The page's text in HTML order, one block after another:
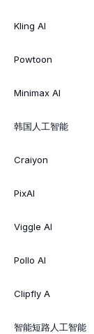
Kling AI
Powtoon
Minimax AI
韩国人工智能
Craiyon
PixAI
Viggle AI
Pollo AI
Clipfly A
智能短路人工智能